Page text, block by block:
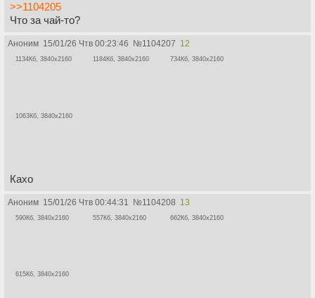
>>1104205
Что за чай-то?
Аноним 15/01/26 Чтв 00:23:46 №1104207 12
1134Кб, 3840x2160 1184Кб, 3840x2160 734Кб, 3840x2160
1063Кб, 3840x2160
Кахо
Аноним 15/01/26 Чтв 00:44:31 №1104208 13
590Кб, 3840x2160 557Кб, 3840x2160 662Кб, 3840x2160
615Кб, 3840x2160